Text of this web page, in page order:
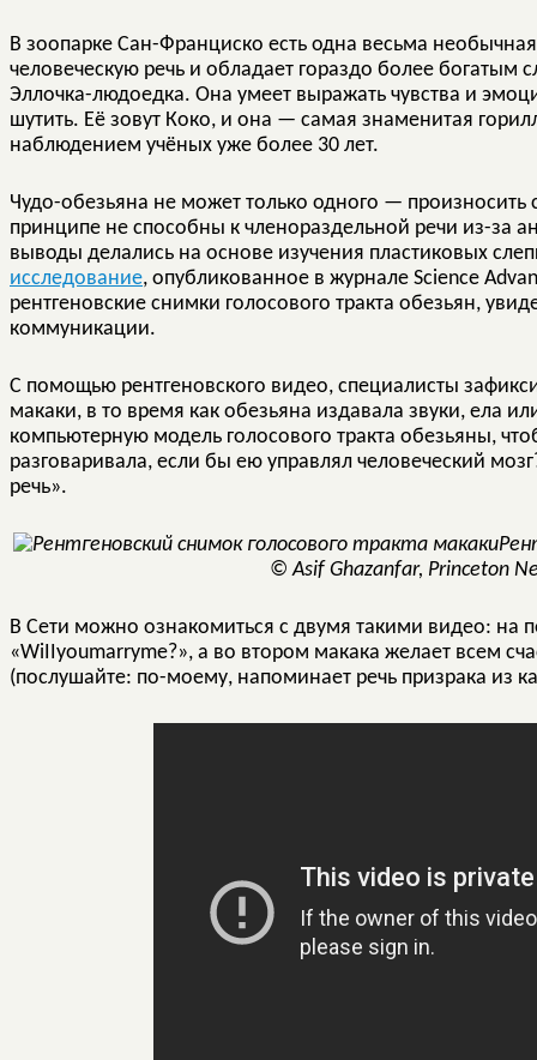
В зоопарке Сан-Франциско есть одна весьма
человеческую речь и обладает гораздо более
Эллочка-людоедка. Она умеет выражать чувства и
шутить. Её зовут Коко, и она — самая знаменитая
наблюдением учёных уже более 30 лет.
Чудо-обезьяна не может только одного — произносить
принципе не способны к членораздельной речи из-за
выводы делались на основе изучения пластиковых
исследование, опубликованное в журнале Science
рентгеновские снимки голосового тракта обезьян,
коммуникации.
С помощью рентгеновского видео, специалисты
макаки, в то время как обезьяна издавала звуки, ела
компьютерную модель голосового тракта обезьяны,
разговаривала, если бы ею управлял человеческий
речь».
© Asif Ghazanfar, Princeton
В Сети можно ознакомиться с двумя такими видео: на
«WiIIyoumarryme?», а во втором макака желает всем
(послушайте: по-моему, напоминает речь призрака из